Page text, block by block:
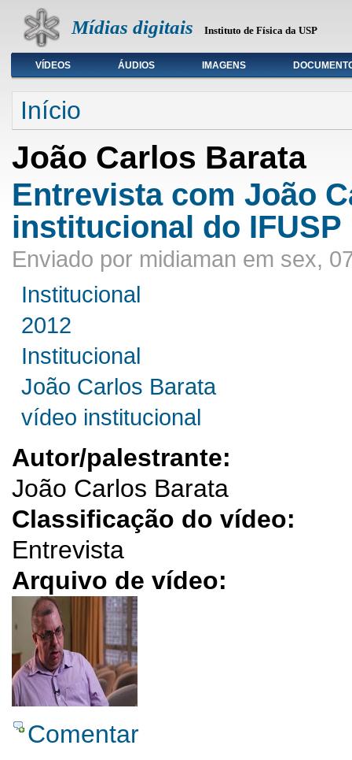
Mídias digitais Instituto de Física da USP
Seleção de tipo de mídia
VÍDEOS ÁUDIOS IMAGENS
Início
João Carlos Barata
Entrevista com João
institucional do IFUSP
Enviado por midiaman em sex,
Institucional
2012
Institucional
João Carlos Barata
vídeo institucional
Autor/palestrante:
João Carlos Barata
Classificação do vídeo:
Entrevista
Arquivo de vídeo:
Comentar